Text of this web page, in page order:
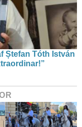
Ștefan Tóth István